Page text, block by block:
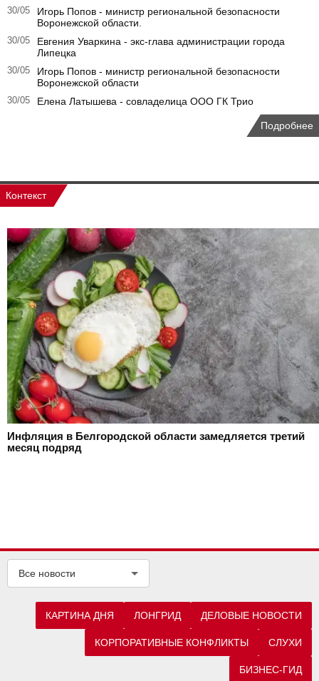
30/05
Игорь Попов - министр региональной безопасности
Воронежской области.
30/05
Евгения Уваркина - экс-глава администрации города
Липецка
30/05
Игорь Попов - министр региональной безопасности
Воронежской области
30/05 Елена Латышева - совладелица ООО ГК Трио
Подробнее
Контекст
Инфляция в Белгородской области замедляется третий
месяц подряд
Все новости
КАРТИНА ДНЯ ЛОНГРИД ДЕЛОВЫЕ НОВОСТИ
КОРПОРАТИВНЫЕ КОНФЛИКТЫ СЛУХИ
БИЗНЕС-ГИД